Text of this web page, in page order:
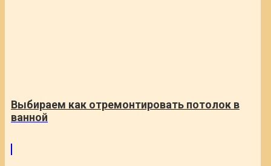
Выбираем как отремонтировать потолок в
ванной